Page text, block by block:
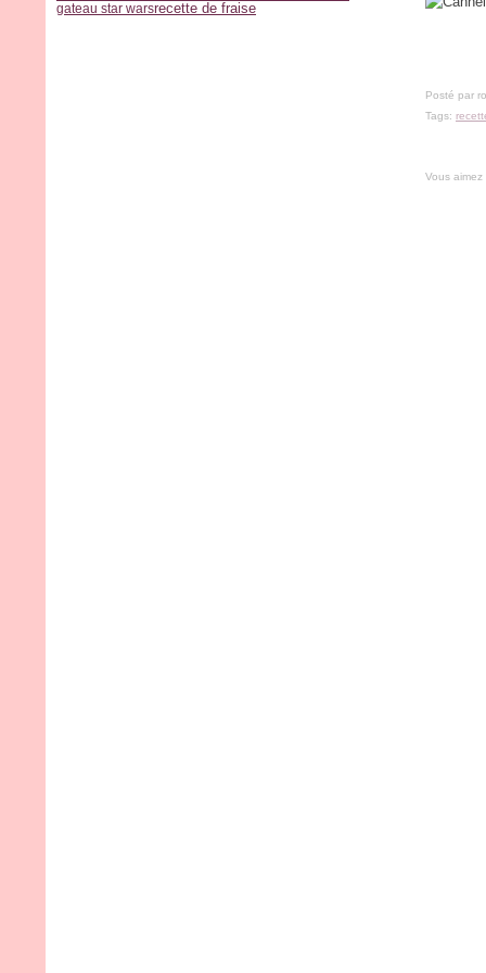
gateau star warsrecette de fraise
Posté par
Tags:
Vous aimez